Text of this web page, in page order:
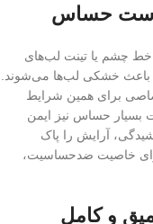
حساس
خط چشم یا تینت لب‌های
خشکی لب‌ها می‌شوند.
برای همین شرایط
حساس نیز ایمن
آرایش را پاک
خاصیت ضدحساسیت،
و کامل